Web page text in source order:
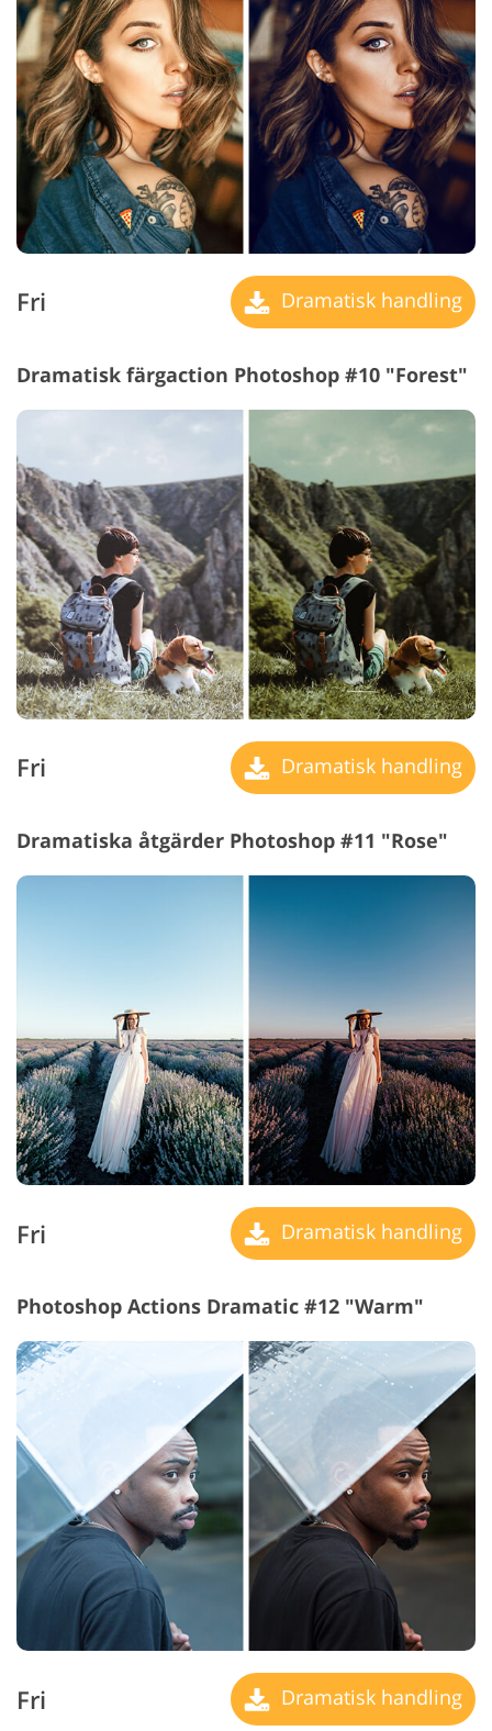
Fri Dramatisk handling
Dramatisk färgaction Photoshop #10 "Forest"
Fri Dramatisk handling
Dramatiska åtgärder Photoshop #11 "Rose"
Fri Dramatisk handling
Photoshop Actions Dramatic #12 "Warm"
Fri Dramatisk handling